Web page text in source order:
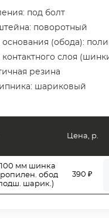
под болт
поворотный
основания (обода):
слоя
резина
шариковый
100 мм шинка
обод
подш. шарик.)
Цена, р.
390 ₽